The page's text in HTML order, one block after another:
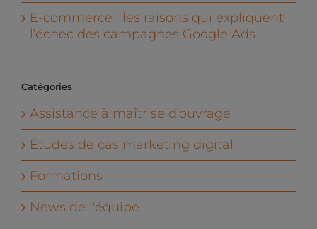
E-commerce : les raisons qui expliquent
l’échec des campagnes Google Ads
Catégories
Assistance à maîtrise d'ouvrage
Études de cas marketing digital
Formations
News de l'équipe